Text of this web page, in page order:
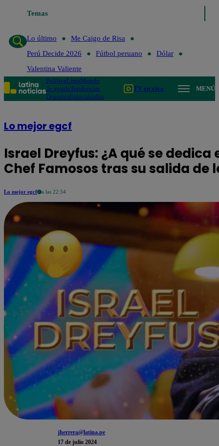
Temas
Lo último
Me Caigo de Risa
Perú Decide 2026
Fútbol peruano
Dólar
Valentina Valiente
PolíticaLimaMundo
Te ayudoTendencias
DeportesEspectáculos
TV en vivo MENÚ
Lo mejor egcf
Israel Dreyfus: ¿A qué se
Chef Famosos tras su salida de
Lo mejor egcf a las 22:54
jherrera@latina.pe
17 de julio 2024